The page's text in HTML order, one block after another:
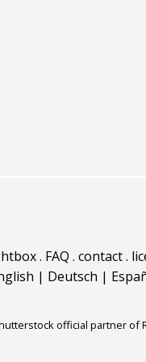
. FAQ . contact.
| Deutsch |
official partner of